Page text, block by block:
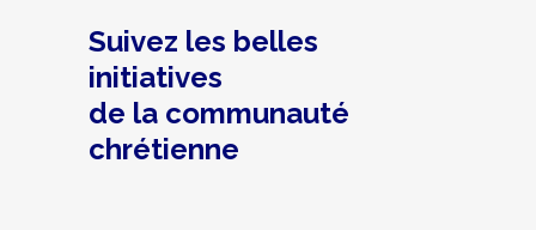
Suivez les belles
initiatives
de la communauté
chrétienne